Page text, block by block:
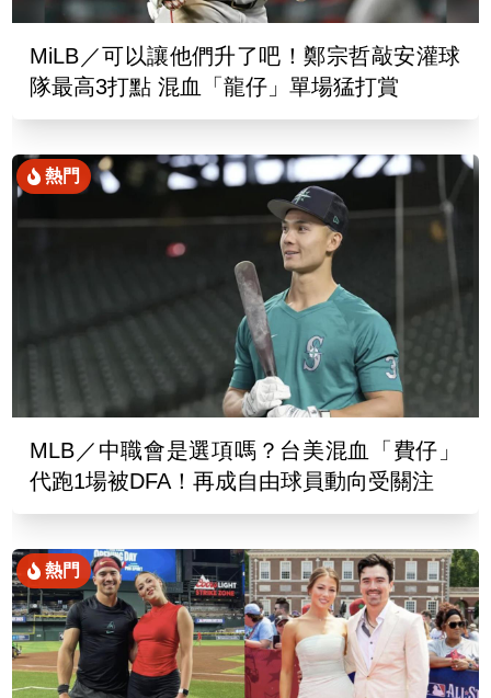
MiLB／可以讓他們升了吧！鄭宗哲敲安灌球
隊最高3打點 混血「龍仔」單場猛打賞
熱門
MLB／中職會是選項嗎？台美混血「費仔」
代跑1場被DFA！再成自由球員動向受關注
熱門